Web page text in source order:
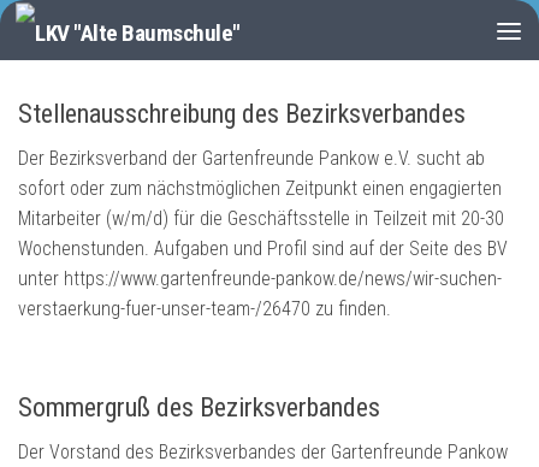
Zum Inhalt springen
Stellenausschreibung des Bezirksverbandes
Der Bezirksverband der Gartenfreunde Pankow e.V. sucht ab
sofort oder zum nächstmöglichen Zeitpunkt einen engagierten
Mitarbeiter (w/m/d) für die Geschäftsstelle in Teilzeit mit 20-30
Wochenstunden. Aufgaben und Profil sind auf der Seite des BV
unter https://www.gartenfreunde-pankow.de/news/wir-suchen-
verstaerkung-fuer-unser-team-/26470 zu finden.
Sommergruß des Bezirksverbandes
Der Vorstand des Bezirksverbandes der Gartenfreunde Pankow